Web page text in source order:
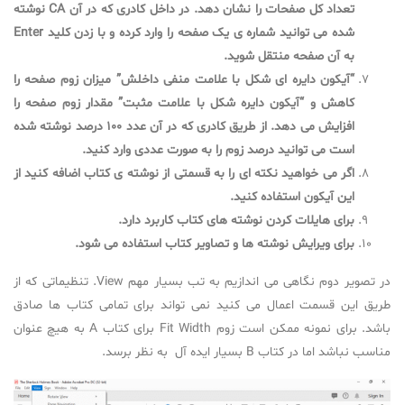
تعداد کل صفحات را نشان دهد. در داخل کادری که در آن CA نوشته
شده می توانید شماره ی یک صفحه را وارد کرده و با زدن کلید Enter
به آن صفحه منتقل شوید.
“آیکون دایره ای شکل با علامت منفی داخلش” میزان زوم صفحه را
کاهش و “آیکون دایره شکل با علامت مثبت” مقدار زوم صفحه را
افزایش می دهد. از طریق کادری که در آن عدد 100 درصد نوشته شده
است می توانید درصد زوم را به صورت عددی وارد کنید.
اگر می خواهید نکته ای را به قسمتی از نوشته ی کتاب اضافه کنید از
این آیکون استفاده کنید.
برای هایلات کردن نوشته های کتاب کاربرد دارد.
برای ویرایش نوشته ها و تصاویر کتاب استفاده می شود.
در تصویر دوم نگاهی می اندازیم به تب بسیار مهم View. تنظیماتی که از
طریق این قسمت اعمال می کنید نمی تواند برای تمامی کتاب ها صادق
باشد. برای نمونه ممکن است زوم Fit Width برای کتاب A به هیچ عنوان
مناسب نباشد اما در کتاب B بسیار ایده آل به نظر برسد.